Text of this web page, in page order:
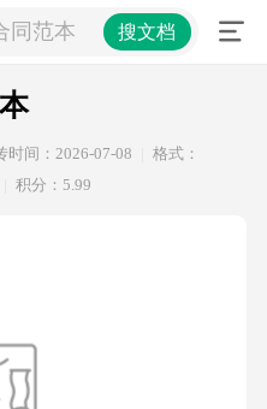
同范本 搜文档
时间：2026-07-08
格式：
积分：5.99